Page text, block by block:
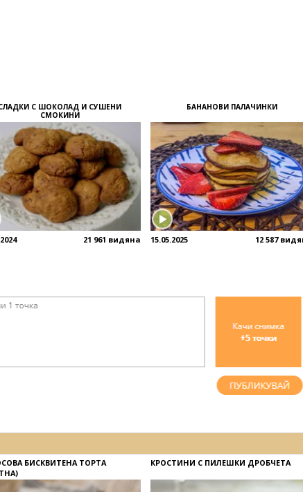
С ШОКОЛАД И СУШЕНИ
СМОКИНИ
21 961 видяна
БАНАНОВИ ПАЛАЧИНКИ
15.05.2025 12 587
БИСКВИТЕНА ТОРТА
КРОСТИНИ С ПИЛЕШКИ ДРОБЧЕТА